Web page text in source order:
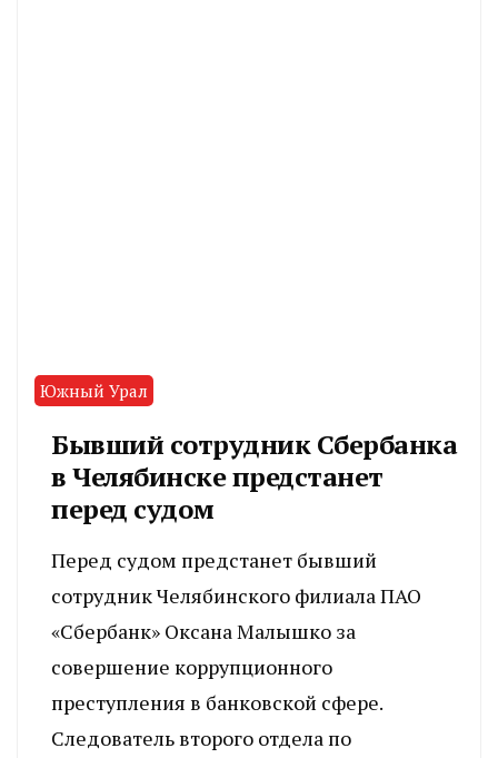
Южный Урал
Бывший сотрудник Сбербанка
в Челябинске предстанет
перед судом
Перед судом предстанет бывший
сотрудник Челябинского филиала ПАО
«Сбербанк» Оксана Малышко за
совершение коррупционного
преступления в банковской сфере.
Следователь второго отдела по